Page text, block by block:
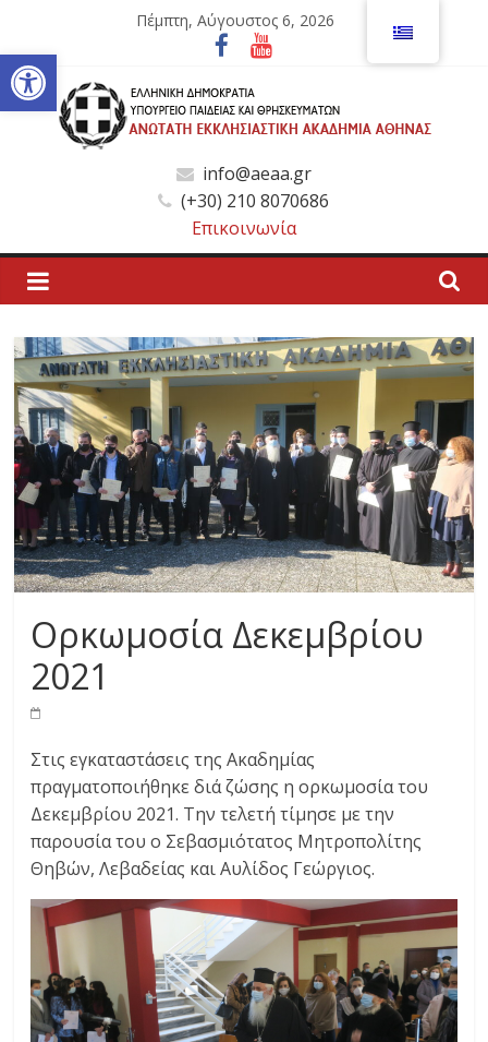
Ανοίξτε τη γραμμή εργαλείων
περιεχόμενο
Πέμπτη, Αύγουστος 6, 2026
Ανώτατη
Εκκλησιαστική
Ακαδημία
Αθηνών
Ανώτατη
Εκκλησιαστική
Ακαδημία
Αθηνών
info@aeaa.gr
(+30) 210 8070686
Επικοινωνία
Ορκωμοσία Δεκεμβρίου
2021
Στις εγκαταστάσεις της Ακαδημίας
πραγματοποιήθηκε διά ζώσης η ορκωμοσία του
Δεκεμβρίου 2021. Την τελετή τίμησε με την
παρουσία του ο Σεβασμιότατος Μητροπολίτης
Θηβών, Λεβαδείας και Αυλίδος Γεώργιος.